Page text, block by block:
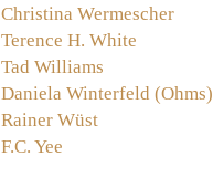
Christina Wermescher
Terence H. White
Tad Williams
Daniela Winterfeld (Ohms)
Rainer Wüst
F.C. Yee